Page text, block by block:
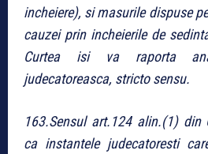
incheiere), si masurile dispuse
cauzei prin incheierile de
Curtea isi va raporta
judecatoreasca, stricto sensu.
163.Sensul art.124 alin.(1) din
ca instantele judecatoresti